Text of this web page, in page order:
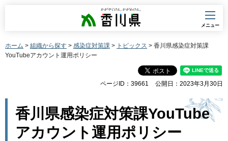
香川県
メニュー
ホーム > 組織から探す > 感染症対策課 > トピックス > 香川県感染症対策課
YouTubeアカウント運用ポリシー
ページID：39661 公開日：2023年3月30日
香川県感染症対策課YouTube
アカウント運用ポリシー